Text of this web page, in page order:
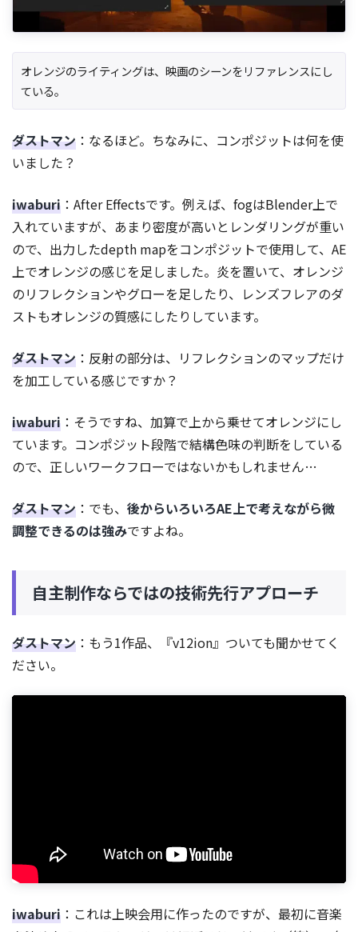
オレンジのライティングは、映画のシーンをリファレンスにし
ている。
ダストマン ：なるほど。ちなみに、コンポジットは何を使
いました？
iwaburi ：After Effectsです。例えば、fogはBlender上で
入れていますが、あまり密度が高いとレンダリングが重い
ので、出力したdepth mapをコンポジットで使用して、AE
上でオレンジの感じを足しました。炎を置いて、オレンジ
のリフレクションやグローを足したり、レンズフレアのダ
ストもオレンジの質感にしたりしています。
ダストマン ：反射の部分は、リフレクションのマップだけ
を加工している感じですか？
iwaburi ：そうですね、加算で上から乗せてオレンジにし
ています。コンポジット段階で結構色味の判断をしている
ので、正しいワークフローではないかもしれません…
ダストマン ：でも、 後からいろいろAE上で考えながら微
調整できるのは強みですよね。
自主制作ならではの技術先行アプローチ
ダストマン ：もう1作品、『v12ion』ついても聞かせてく
ださい。
iwaburi ：これは上映会用に作ったのですが、最初に音楽